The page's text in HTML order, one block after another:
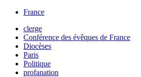
France
clerge
Conférence des évêques de France
Diocèses
Paris
Politique
profanation